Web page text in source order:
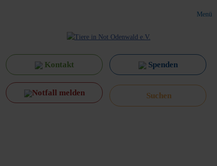
Menü
Kontakt Spenden
Notfall melden